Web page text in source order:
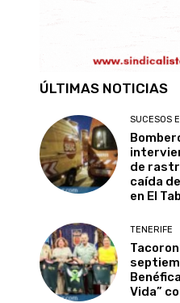
ÚLTIMAS NOTICIAS
SUCESOS
de
caída
en El
TENERIFE
Vida”